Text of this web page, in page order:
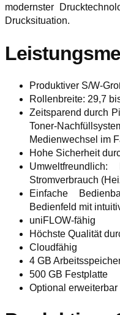
modernster
Drucksituation.
Produktiver S/W-
Rollenbreite: 29,7
Zeitsparend durch
Toner-
Medienwechsel im
Hohe Sicherheit
Stromverbrauch
Einfache
Bedienfeld mit
uniFLOW-fähig
Höchste Qualität
Cloudfähig
4 GB
500 GB Festplatte
Optional